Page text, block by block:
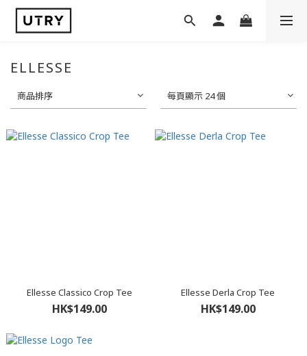
ELLESSE
商品排序 每頁顯示 24 個
Ellesse Classico Crop Tee
HK$149.00
Ellesse Derla Crop Tee
HK$149.00